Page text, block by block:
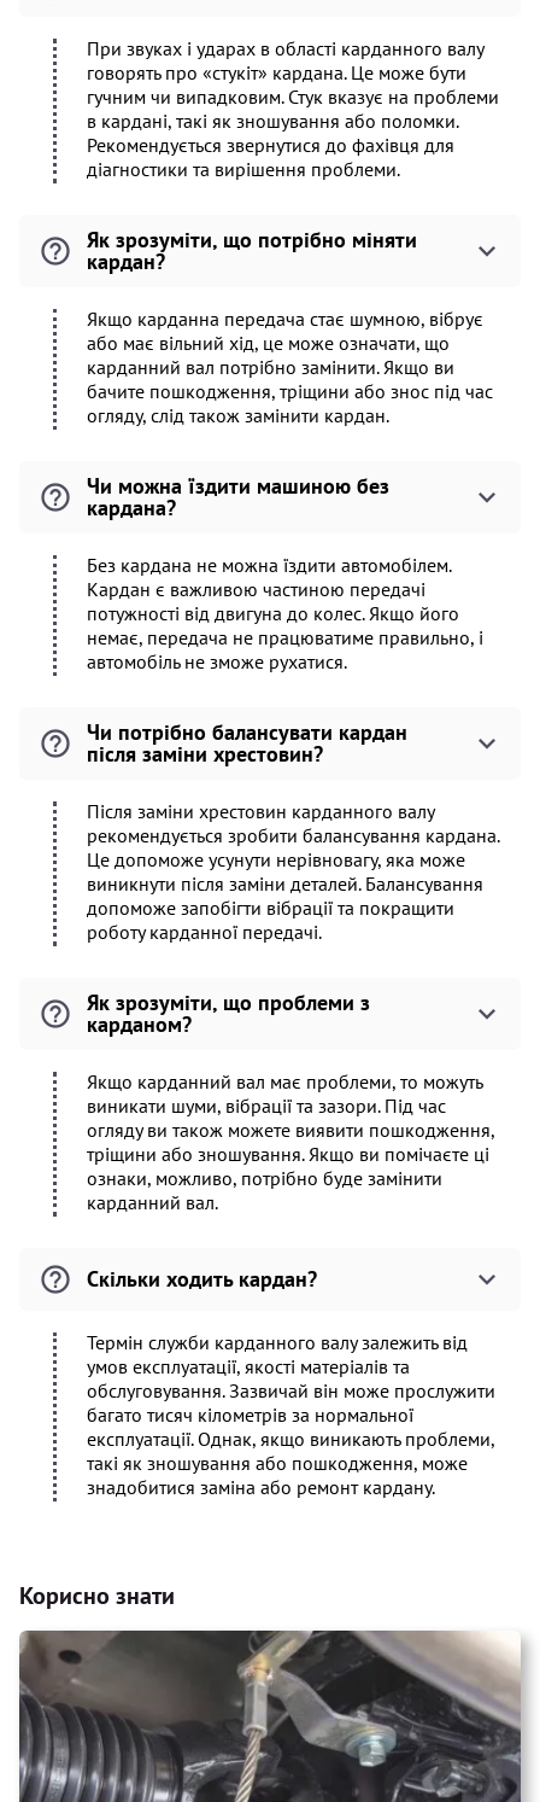
При звуках і ударах в області карданного валу
говорять про «стукіт» кардана. Це може бути
гучним чи випадковим. Стук вказує на проблеми
в кардані, такі як зношування або поломки.
Рекомендується звернутися до фахівця для
діагностики та вирішення проблеми.
Як зрозуміти, що потрібно міняти
кардан?
Якщо карданна передача стає шумною, вібрує
або має вільний хід, це може означати, що
карданний вал потрібно замінити. Якщо ви
бачите пошкодження, тріщини або знос під час
огляду, слід також замінити кардан.
Чи можна їздити машиною без
кардана?
Без кардана не можна їздити автомобілем.
Кардан є важливою частиною передачі
потужності від двигуна до колес. Якщо його
немає, передача не працюватиме правильно, і
автомобіль не зможе рухатися.
Чи потрібно балансувати кардан
після заміни хрестовин?
Після заміни хрестовин карданного валу
рекомендується зробити балансування кардана.
Це допоможе усунути нерівновагу, яка може
виникнути після заміни деталей. Балансування
допоможе запобігти вібрації та покращити
роботу карданної передачі.
Як зрозуміти, що проблеми з
карданом?
Якщо карданний вал має проблеми, то можуть
виникати шуми, вібрації та зазори. Під час
огляду ви також можете виявити пошкодження,
тріщини або зношування. Якщо ви помічаєте ці
ознаки, можливо, потрібно буде замінити
карданний вал.
Скільки ходить кардан?
Термін служби карданного валу залежить від
умов експлуатації, якості матеріалів та
обслуговування. Зазвичай він може прослужити
багато тисяч кілометрів за нормальної
експлуатації. Однак, якщо виникають проблеми,
такі як зношування або пошкодження, може
знадобитися заміна або ремонт кардану.
Корисно знати